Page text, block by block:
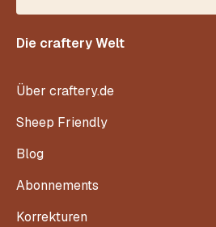
Die craftery Welt
Über craftery.de
Sheep Friendly
Blog
Abonnements
Korrekturen